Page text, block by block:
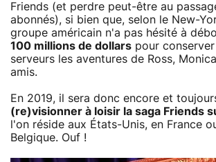
Friends (et perdre peut-être au
abonnés), si bien que, selon le New-
groupe américain n'a pas hésité à
100 millions de dollars pour
serveurs les aventures de Ross,
amis.
En 2019, il sera donc encore et
(re)visionner à loisir la saga Friends
l'on réside aux États-Unis, en France
Belgique. Ouf !